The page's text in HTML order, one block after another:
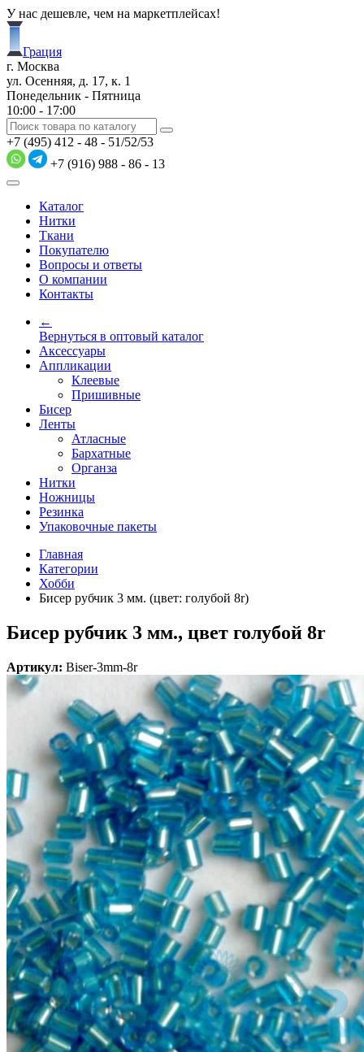
У нас дешевле, чем на маркетплейсах!
Грация
г. Москва
ул. Осенняя, д. 17, к. 1
Понедельник - Пятница
10:00 - 17:00
+7 (495) 412 - 48 - 51/52/53
+7 (916) 988 - 86 - 13
Каталог
Нитки
Ткани
Покупателю
Вопросы и ответы
О компании
Контакты
←
Вернуться в оптовый каталог
Аксессуары
Аппликации
Клеевые
Пришивные
Бисер
Ленты
Атласные
Бархатные
Органза
Нитки
Ножницы
Резинка
Упаковочные пакеты
Главная
Категории
Хобби
Бисер рубчик 3 мм. (цвет: голубой 8r)
Бисер рубчик 3 мм., цвет голубой 8r
Артикул: Biser-3mm-8r